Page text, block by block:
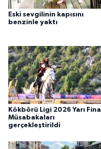
Eski sevgilinin kapısını
benzinle yaktı
Kökbörü Ligi 2026 Yarı Final
Müsabakaları
gerçekleştirildi